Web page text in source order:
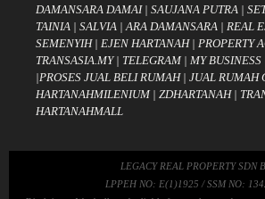
DAMANSARA DAMAI| SAUJANA PUTRA |
TAINIA | SALVIA | ARA DAMANSARA | REAL
SEMENYIH| EJEN HARTANAH| PROPERTY
TRANSASIA.MY| TELEGRAM| MY BUSINESS
|PROSES JUAL BELI RUMAH| JUAL RUMAH
HARTANAHMILENIUM| ZDHARTANAH|
HARTANAHMALL
LEGACY REAL PROPERTY SDN
LPPEH NO: E(1)1925 / SSM NO: